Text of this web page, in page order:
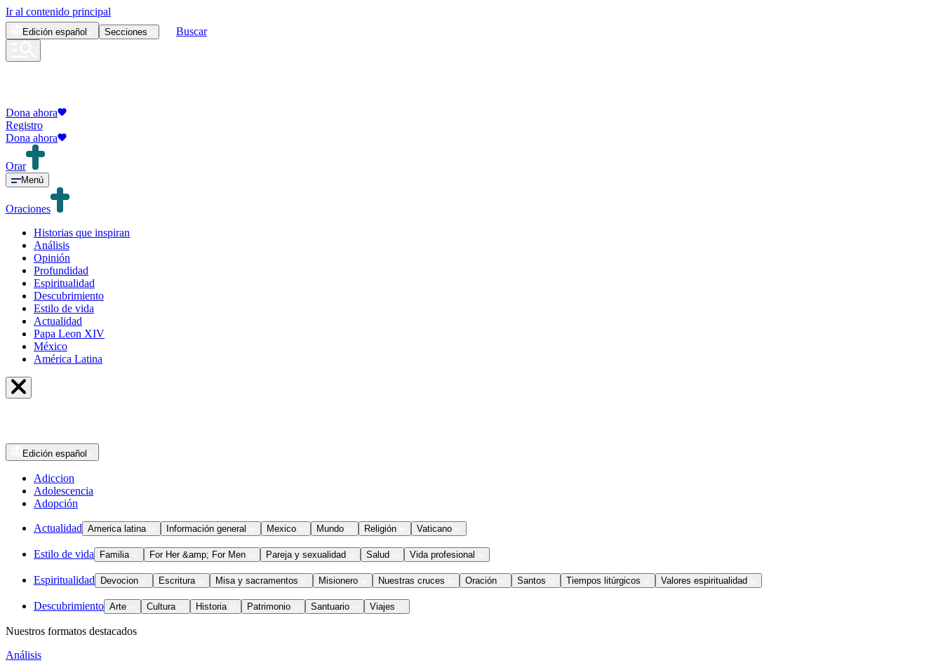
Ir al contenido principal
Edición español Secciones Buscar
Dona ahora
Registro
Dona ahora
Orar
Menú
Oraciones
Historias que inspiran
Análisis
Opinión
Profundidad
Espiritualidad
Descubrimiento
Estilo de vida
Actualidad
Papa Leon XIV
México
América Latina
Edición español
Adiccion
Adolescencia
Adopción
Actualidad America latina Información general Mexico Mundo Religión Vaticano
Estilo de vida Familia For Her &amp; For Men Pareja y sexualidad Salud Vida profesional
Espiritualidad Devocion Escritura Misa y sacramentos Misionero Nuestras cruces Oración Santos Tiempos litúrgicos Valores espiritualidad
Descubrimiento Arte Cultura Historia Patrimonio Santuario Viajes
Nuestros formatos destacados
Análisis